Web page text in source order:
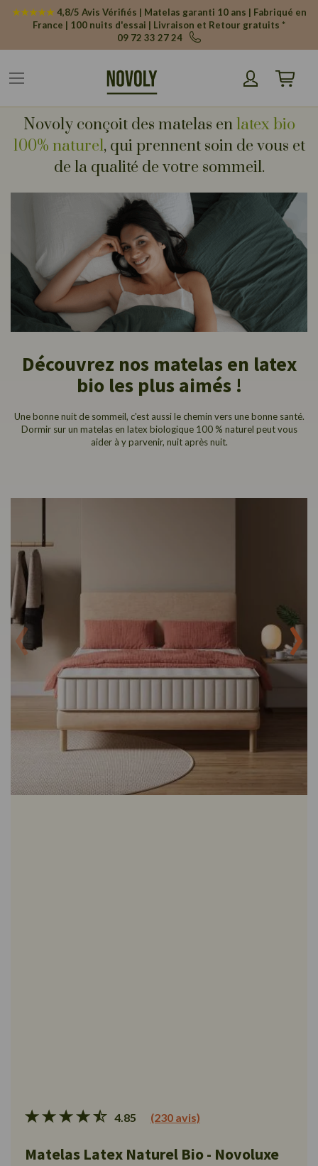
★★★★★ 4,8/5 Avis Vérifiés | Matelas garanti 10 ans | Fabriqué en
France | 100 nuits d'essai | Livraison et Retour gratuits *
09 72 33 27 24
Mon
Novoly conçoit des matelas enlatex bio
100% naturel, qui prennent soin de vous et
de la qualité de votre sommeil.
Découvrez nos matelas en latex
bio les plus aimés !
Une bonne nuit de sommeil, c'est aussi le chemin vers une bonne santé.
Dormir sur un matelas en latex biologique 100 % naturel peut vous
aider à y parvenir, nuit après nuit.
4.85 (230 avis)
Matelas Latex Naturel Bio - Novoluxe
‹ ›
Panneau de gestion des cookies